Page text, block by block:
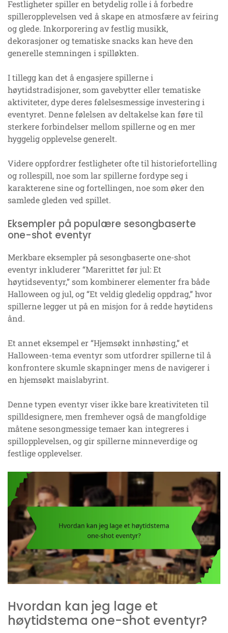
Festligheter spiller en betydelig rolle i å forbedre
spilleropplevelsen ved å skape en atmosfære av feiring
og glede. Inkorporering av festlig musikk,
dekorasjoner og tematiske snacks kan heve den
generelle stemningen i spilløkten.
I tillegg kan det å engasjere spillerne i
høytidstradisjoner, som gavebytter eller tematiske
aktiviteter, dype deres følelsesmessige investering i
eventyret. Denne følelsen av deltakelse kan føre til
sterkere forbindelser mellom spillerne og en mer
hyggelig opplevelse generelt.
Videre oppfordrer festligheter ofte til historiefortelling
og rollespill, noe som lar spillerne fordype seg i
karakterene sine og fortellingen, noe som øker den
samlede gleden ved spillet.
Eksempler på populære sesongbaserte
one-shot eventyr
Merkbare eksempler på sesongbaserte one-shot
eventyr inkluderer “Marerittet før jul: Et
høytidseventyr,” som kombinerer elementer fra både
Halloween og jul, og “Et veldig gledelig oppdrag,” hvor
spillerne legger ut på en misjon for å redde høytidens
ånd.
Et annet eksempel er “Hjemsøkt innhøsting,” et
Halloween-tema eventyr som utfordrer spillerne til å
konfrontere skumle skapninger mens de navigerer i
en hjemsøkt maislabyrint.
Denne typen eventyr viser ikke bare kreativiteten til
spilldesignere, men fremhever også de mangfoldige
måtene sesongmessige temaer kan integreres i
spillopplevelsen, og gir spillerne minneverdige og
festlige opplevelser.
Hvordan kan jeg lage et
høytidstema one-shot eventyr?